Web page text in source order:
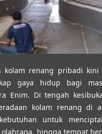
kolam renang pribadi kini
gaya hidup bagi
Enim. Di tengah
kolam renang di
untuk
olahraga, hingga tempat